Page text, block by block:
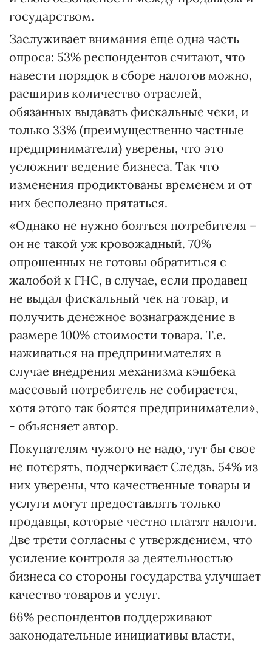
государством.
Заслуживает внимания еще одна часть
опроса: 53% респондентов считают, что
навести порядок в сборе налогов можно,
расширив количество отраслей,
обязанных выдавать фискальные чеки, и
только 33% (преимущественно частные
предприниматели) уверены, что это
усложнит ведение бизнеса. Так что
изменения продиктованы временем и от
них бесполезно прятаться.
«Однако не нужно бояться потребителя –
он не такой уж кровожадный. 70%
опрошенных не готовы обратиться с
жалобой к ГНС, в случае, если продавец
не выдал фискальный чек на товар, и
получить денежное вознаграждение в
размере 100% стоимости товара. Т.е.
наживаться на предпринимателях в
случае внедрения механизма кэшбека
массовый потребитель не собирается,
хотя этого так боятся предприниматели»,
- объясняет автор.
Покупателям чужого не надо, тут бы свое
не потерять, подчеркивает Следзь. 54% из
них уверены, что качественные товары и
услуги могут предоставлять только
продавцы, которые честно платят налоги.
Две трети согласны с утверждением, что
усиление контроля за деятельностью
бизнеса со стороны государства улучшает
качество товаров и услуг.
66% респондентов поддерживают
законодательные инициативы власти,